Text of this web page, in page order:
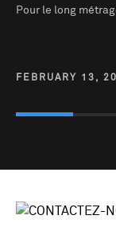
Pour le long
FEBRUARY 13,